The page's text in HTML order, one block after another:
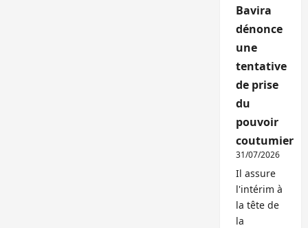
Bavira
dénonce
une
tentative
de prise
du
pouvoir
coutumier
31/07/2026
Il assure
l'intérim à
la tête de
la